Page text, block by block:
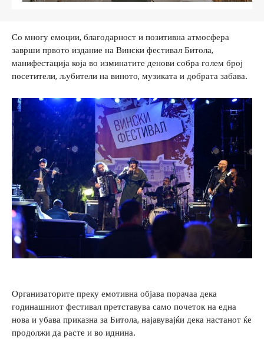
Со многу емоции, благодарност и позитивна атмосфера
заврши првото издание на Вински фестивал Битола,
манифестација која во изминатите денови собра голем број
посетители, љубители на виното, музиката и добрата забава.
Организаторите преку емотивна објава порачаа дека
годинашниот фестивал претставува само почеток на една
нова и убава приказна за Битола, најавувајќи дека настанот ќе
продолжи да расте и во иднина.